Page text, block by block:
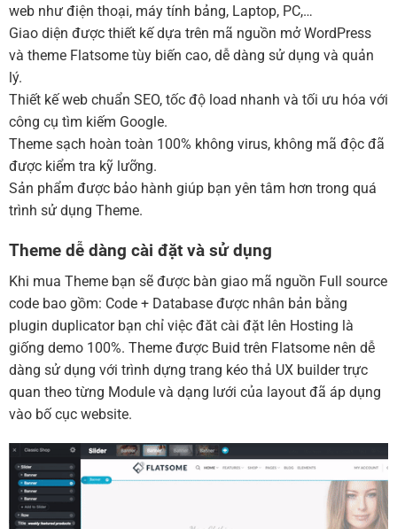
Hosting 4GB SSD (1 năm)(+1,000,000 ₫)
Hosting 8GB SSD (1 năm)(+1,200,000 ₫)
web như điện thoại, máy tính bảng, Laptop, PC,…
Giao diện được thiết kế dựa trên mã nguồn mở WordPress
và theme Flatsome tùy biến cao, dễ dàng sử dụng và quản
lý.
Thiết kế web chuẩn SEO, tốc độ load nhanh và tối ưu hóa với
công cụ tìm kiếm Google.
Theme sạch hoàn toàn 100% không virus, không mã độc đã
được kiểm tra kỹ lưỡng.
Sản phẩm được bảo hành giúp bạn yên tâm hơn trong quá
trình sử dụng Theme.
Theme dễ dàng cài đặt và sử dụng
Khi mua Theme bạn sẽ được bàn giao mã nguồn Full source
code bao gồm: Code + Database được nhân bản bằng
plugin duplicator bạn chỉ việc đăt cài đặt lên Hosting là
giống demo 100%. Theme được Buid trên Flatsome nên dễ
dàng sử dụng với trình dựng trang kéo thả UX builder trực
quan theo từng Module và dạng lưới của layout đã áp dụng
vào bố cục website.